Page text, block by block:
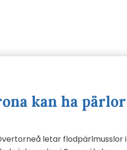
kan ha pärlor
letar flodpärlmusslor i